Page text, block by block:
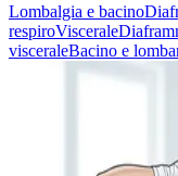
Lombalgia e bacino
respiroViscerale
visceraleBacino e